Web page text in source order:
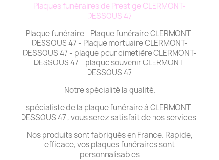
Plaques funéraires de Prestige CLERMONT-
DESSOUS 47
Plaque funéraire - Plaque funéraire CLERMONT-
DESSOUS 47 - Plaque mortuaire CLERMONT-
DESSOUS 47 - plaque pour cimetière CLERMONT-
DESSOUS 47 - plaque souvenir CLERMONT-
DESSOUS 47
Notre spécialité la qualité.
spécialiste de la plaque funéraire à CLERMONT-
DESSOUS 47 , vous serez satisfait de nos services.
Nos produits sont fabriqués en France. Rapide,
efficace, vos plaques funéraires sont
personnalisables